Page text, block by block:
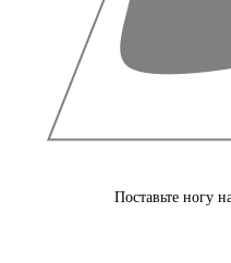
Поставьте ногу